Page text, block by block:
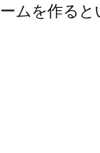
ムを作ると